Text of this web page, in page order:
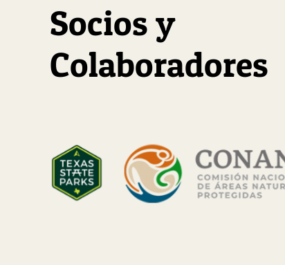
Socios y
Colaboradores